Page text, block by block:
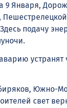
9 Января,
подачу
устранят
Южно-
свет